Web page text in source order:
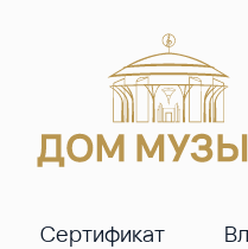
Сертификат